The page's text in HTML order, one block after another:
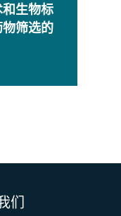
生物标
筛选的
们